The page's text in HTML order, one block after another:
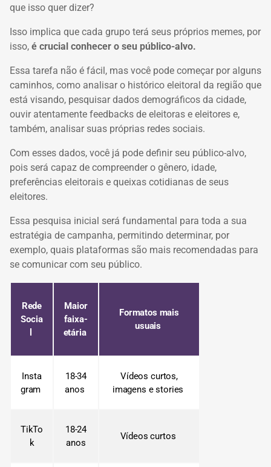
que isso quer dizer?
Isso implica que cada grupo terá seus próprios memes, por
isso, é crucial conhecer o seu público-alvo.
Essa tarefa não é fácil, mas você pode começar por alguns
caminhos, como analisar o histórico eleitoral da região que
está visando, pesquisar dados demográficos da cidade,
ouvir atentamente feedbacks de eleitoras e eleitores e,
também, analisar suas próprias redes sociais.
Com esses dados, você já pode definir seu público-alvo,
pois será capaz de compreender o gênero, idade,
preferências eleitorais e queixas cotidianas de seus
eleitores.
Essa pesquisa inicial será fundamental para toda a sua
estratégia de campanha, permitindo determinar, por
exemplo, quais plataformas são mais recomendadas para
se comunicar com seu público.
Rede
Socia
Maior
faixa-
etária
Formatos mais
usuais
Insta
gram
18-34
anos
Vídeos curtos,
imagens e stories
TikTo
k
18-24
anos
Vídeos curtos